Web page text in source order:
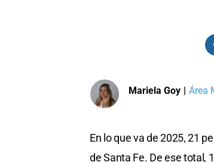
Mariela Goy | Área
En lo que va de 2025, 21
de Santa Fe. De ese total,